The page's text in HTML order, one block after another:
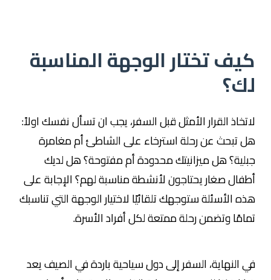
كيف تختار الوجهة المناسبة
لك؟
لاتخاذ القرار الأمثل قبل السفر، يجب ان تسأل نفسك اولاً:
هل تبحث عن رحلة استرخاء على الشاطئ أم مغامرة
جبلية؟ هل ميزانيتك محدودة أم مفتوحة؟ هل لديك
أطفال صغار يحتاجون لأنشطة مناسبة لهم؟ الإجابة على
هذه الأسئلة ستوجهك تلقائيًا لاختيار الوجهة التي تناسبك
تمامًا وتضمن رحلة ممتعة لكل أفراد الأسرة.
في النهاية، السفر إلى دول سياحية باردة في الصيف يعد